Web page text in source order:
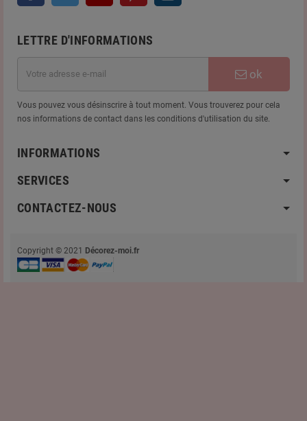
LETTRE D'INFORMATIONS
ok
Vous pouvez vous désinscrire à tout moment. Vous trouverez pour cela
nos informations de contact dans les conditions d'utilisation du site.
INFORMATIONS
SERVICES
CONTACTEZ-NOUS
Copyright © 2021 Décorez-moi.fr